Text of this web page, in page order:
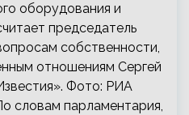
оборудования и
председатель
собственности,
отношениям Сергей
Фото: РИА
словам парламентария,